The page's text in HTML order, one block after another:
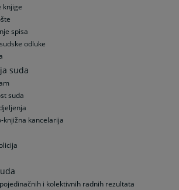
knjige
spisa
odluke
suda
suda
knjižna kancelarija
i kolektivnih radnih rezultata